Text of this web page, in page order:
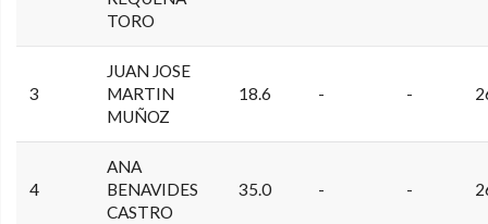
TORO
3
JUAN JOSE
MARTIN
MUÑOZ
18.6 - -
4
ANA
BENAVIDES
CASTRO
35.0 - -